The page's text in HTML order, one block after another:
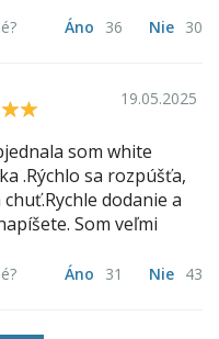
Áno 36 Nie 30
19.05.2025
som white
.Rýchlo sa rozpúšťa,
dodanie a
Som veľmi
Áno 31 Nie 43